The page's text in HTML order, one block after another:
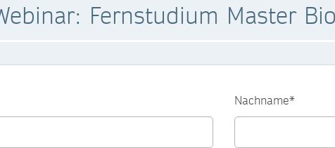
Fernstudium Master
Nachname*